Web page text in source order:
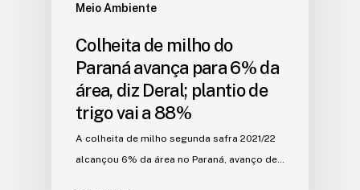
Meio Ambiente
Colheita de milho do
Paraná avança para 6% da
área, diz Deral; plantio de
trigo vai a 88%
A colheita de milho segunda safra 2021/22
alcançou 6% da área no Paraná, avanço de…